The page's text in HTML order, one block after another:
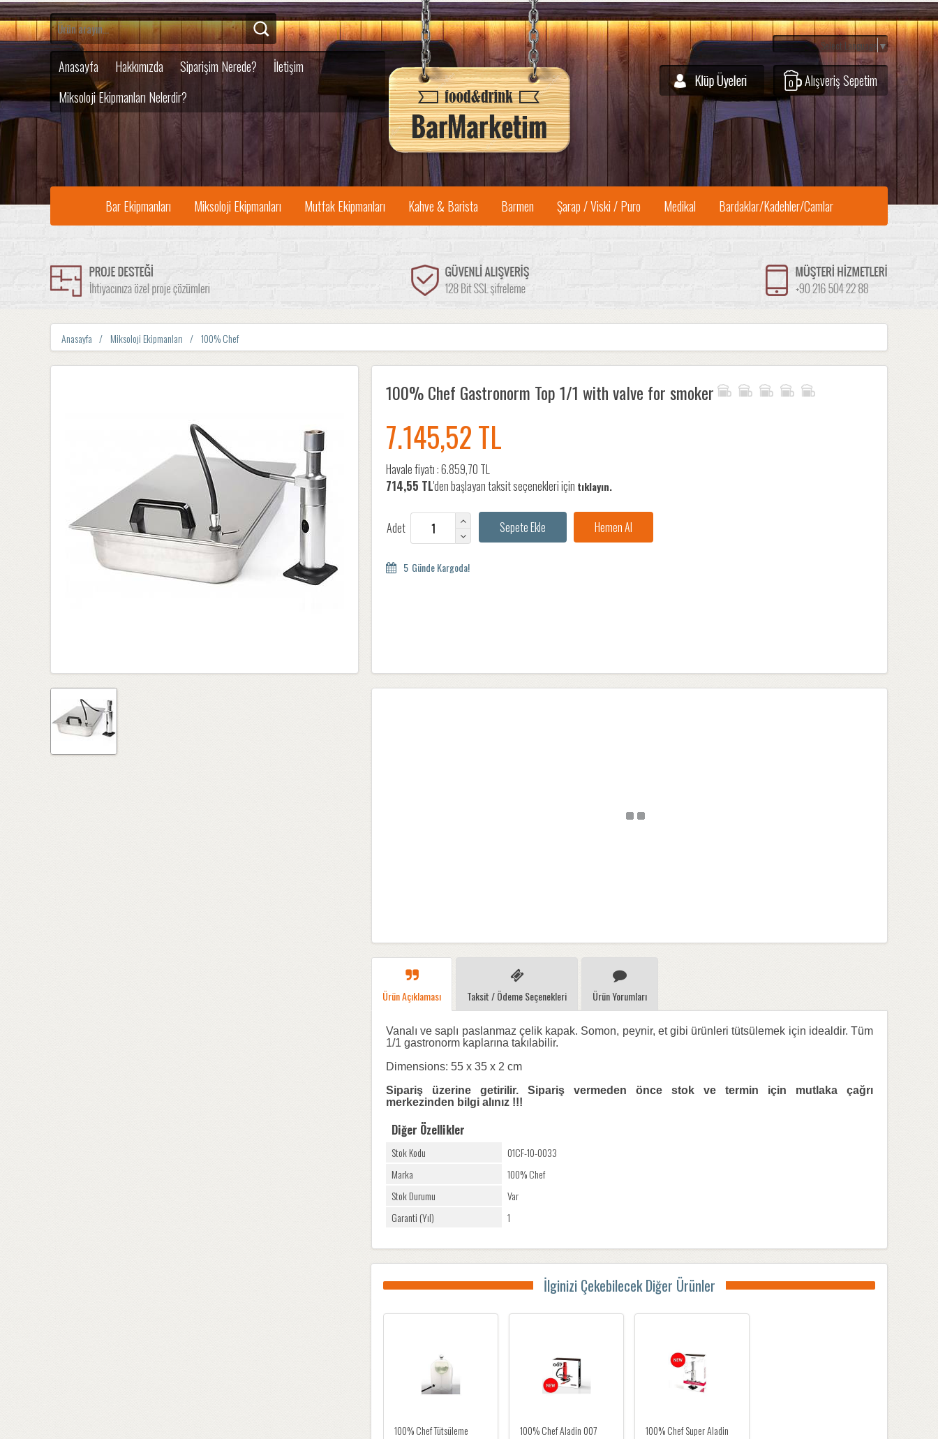
Anasayfa Hakkımızda Siparişim Nerede?
İletişim
Miksoloji Ekipmanları Nelerdir?
Alışveriş Sepetim
0
Select Language ▼
Bar Ekipmanları Miksoloji Ekipmanları Mutfak Ekipmanları Kahve & Barista Barmen Şarap / Viski / Puro Medikal Bardaklar/Kadehler/Camlar
Anasayfa Miksoloji Ekipmanları 100% Chef
100% Chef Gastronorm Top 1/1 with valve for smoker
7.145,52 TL
Havale fiyatı :6.859,70 TL
714,55 TL'den başlayan taksit seçenekleri için tıklayın.
Adet
5
Ürün Açıklaması Taksit / Ödeme Seçenekleri Ürün Yorumları
Vanalı ve saplı paslanmaz çelik kapak. Somon, peynir, et gibi ürünleri tütsülemek için idealdir. Tüm
1/1 gastronorm kaplarına takılabilir.
Dimensions: 55 x 35 x 2 cm
Sipariş üzerine getirilir. Sipariş vermeden önce stok ve termin için mutlaka çağrı
merkezinden bilgi alınız !!!
Diğer Özellikler
Stok Kodu
01CF-10-0033
Marka
100% Chef
Stok Durumu
Var
Garanti (Yıl)
1
İlginizi Çekebilecek Diğer Ürünler
100% Chef Tütsüleme
100% Chef Aladin 007
100% Chef Super Aladin